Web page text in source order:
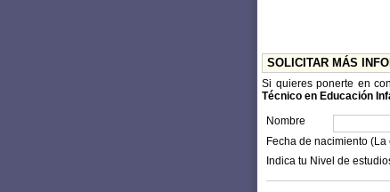
SOLICITAR MÁS
Si quieres ponerte en
Técnico en Educación
Nombre
Fecha de nacimiento
Indica tu Nivel de